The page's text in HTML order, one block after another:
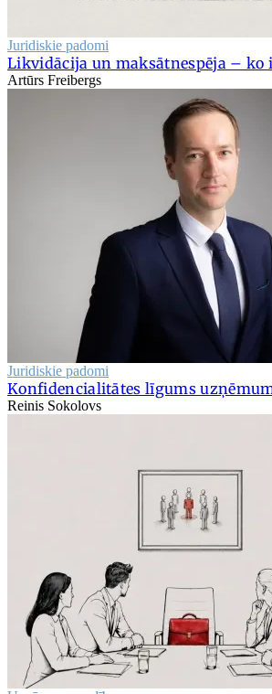
Juridiskie padomi
Likvidācija un maksātnespēja – ko
Artūrs Freibergs
Juridiskie padomi
Konfidencialitātes līgums
Reinis Sokolovs